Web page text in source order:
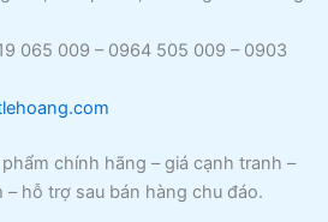
065 009 – 0964 505 009 – 0903
chính hãng – giá cạnh tranh –
hỗ trợ sau bán hàng chu đáo.